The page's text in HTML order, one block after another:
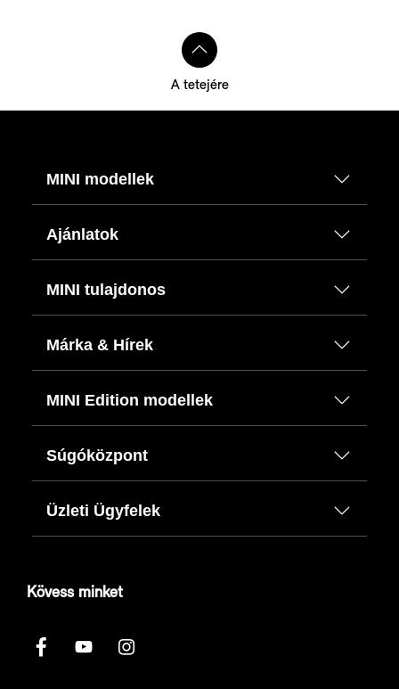
A tetejére
MINI modellek
Ajánlatok
MINI tulajdonos
Márka & Hírek
MINI Edition modellek
Súgóközpont
Üzleti Ügyfelek
Kövess minket